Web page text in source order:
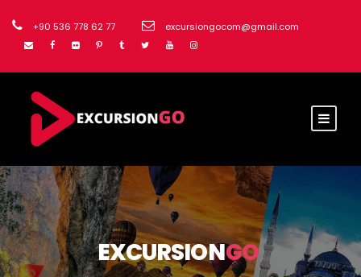
+90 536 778 62 77 excursiongocom@gmail.com
EXCURSIONGO